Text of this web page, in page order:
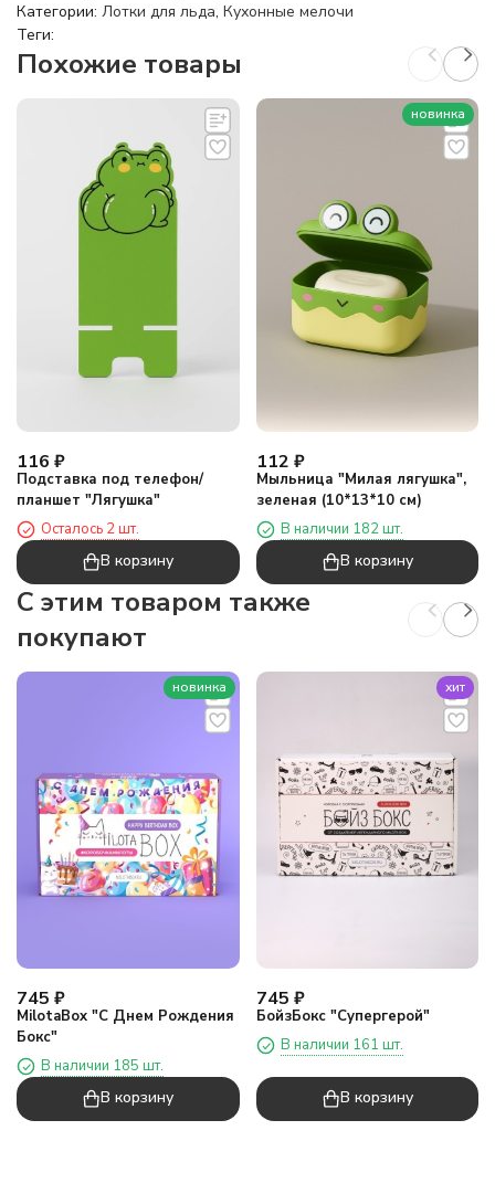
Категории: Лотки для льда, Кухонные мелочи
Теги:
Похожие товары
116 ₽
Подставка под телефон/
планшет "Лягушка"
Осталось 2 шт.
В корзину
новинка
112 ₽
Мыльница "Милая лягушка",
зеленая (10*13*10 см)
В наличии 182 шт.
В корзину
C этим товаром также
покупают
новинка
745 ₽
MilotaBox "С Днем Рождения
Бокс"
В наличии 185 шт.
В корзину
хит
745 ₽
БойзБокс "Супергерой"
В наличии 161 шт.
В корзину